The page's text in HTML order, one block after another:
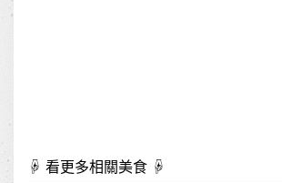
☟ 看更多相關美食 ☟